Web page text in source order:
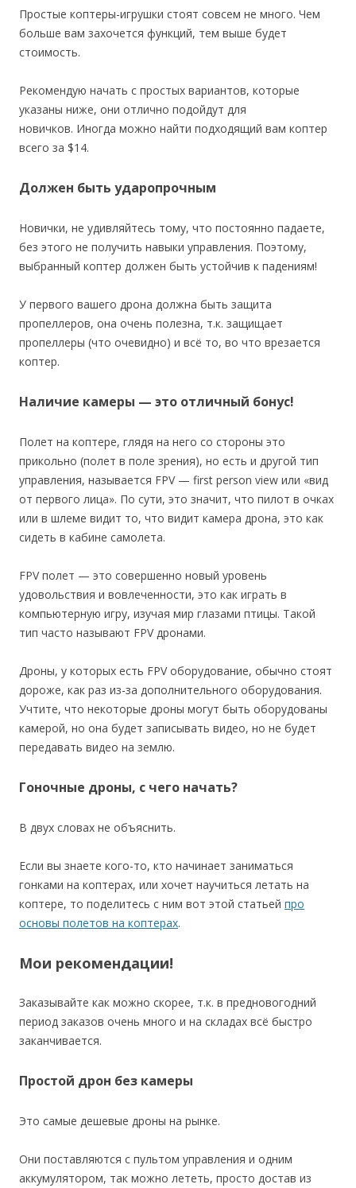
Простые коптеры-игрушки стоят совсем не много. Чем
больше вам захочется функций, тем выше будет
стоимость.
Рекомендую начать с простых вариантов, которые
указаны ниже, они отлично подойдут для
новичков. Иногда можно найти подходящий вам коптер
всего за $14.
Должен быть ударопрочным
Новички, не удивляйтесь тому, что постоянно падаете,
без этого не получить навыки управления. Поэтому,
выбранный коптер должен быть устойчив к падениям!
У первого вашего дрона должна быть защита
пропеллеров, она очень полезна, т.к. защищает
пропеллеры (что очевидно) и всё то, во что врезается
коптер.
Наличие камеры — это отличный бонус!
Полет на коптере, глядя на него со стороны это
прикольно (полет в поле зрения), но есть и другой тип
управления, называется FPV — first person view или «вид
от первого лица». По сути, это значит, что пилот в очках
или в шлеме видит то, что видит камера дрона, это как
сидеть в кабине самолета.
FPV полет — это совершенно новый уровень
удовольствия и вовлеченности, это как играть в
компьютерную игру, изучая мир глазами птицы. Такой
тип часто называют FPV дронами.
Дроны, у которых есть FPV оборудование, обычно стоят
дороже, как раз из-за дополнительного оборудования.
Учтите, что некоторые дроны могут быть оборудованы
камерой, но она будет записывать видео, но не будет
передавать видео на землю.
Гоночные дроны, с чего начать?
В двух словах не объяснить.
Если вы знаете кого-то, кто начинает заниматься
гонками на коптерах, или хочет научиться летать на
коптере, то поделитесь с ним вот этой статьей про
основы полетов на коптерах.
Мои рекомендации!
Заказывайте как можно скорее, т.к. в предновогодний
период заказов очень много и на складах всё быстро
заканчивается.
Простой дрон без камеры
Это самые дешевые дроны на рынке.
Они поставляются с пультом управления и одним
аккумулятором, так можно лететь, просто достав из